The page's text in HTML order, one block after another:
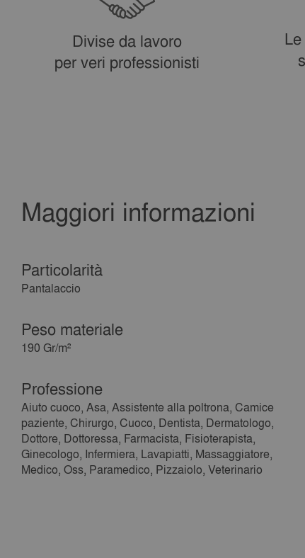
Divise da lavoro
per veri professionisti
Maggiori informazioni
Particolarità
Pantalaccio
Peso materiale
190 Gr/m²
Professione
Aiuto cuoco, Asa, Assistente alla poltrona, Camice
paziente, Chirurgo, Cuoco, Dentista, Dermatologo,
Dottore, Dottoressa, Farmacista, Fisioterapista,
Ginecologo, Infermiera, Lavapiatti, Massaggiatore,
Medico, Oss, Paramedico, Pizzaiolo, Veterinario